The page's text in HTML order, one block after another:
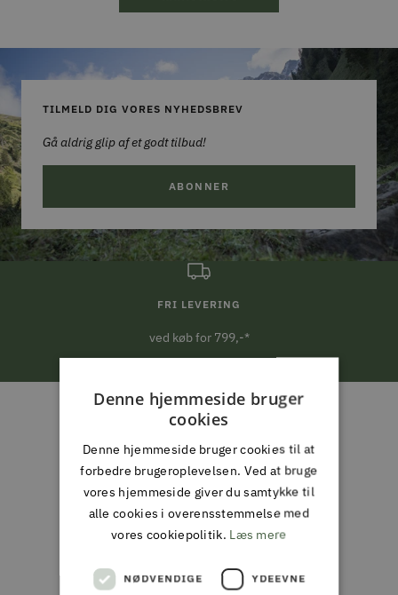
TILMELD DIG VORES NYHEDSBREV
Gå aldrig glip af et godt tilbud!
ABONNER
FRI LEVERING
ved køb for 799,-*
til
1
til
2
til
3
til
4
ALMAS PARK & FRITID
ALT I JAGT & OUTDOOR,
FISKERI, HAVE & PARK
Din partner i naturen, haven og
hverdagen
Denne hjemmeside bruger
cookies
Denne hjemmeside bruger cookies til at
forbedre brugeroplevelsen. Ved at bruge
vores hjemmeside giver du samtykke til
alle cookies i overensstemmelse med
vores cookiepolitik. Læs mere
NØDVENDIGE YDEEVNE